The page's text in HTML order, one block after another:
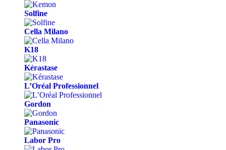
Solfine
Cella Milano
K18
Kérastase
L’Oréal Professionnel
Gordon
Panasonic
Labor Pro